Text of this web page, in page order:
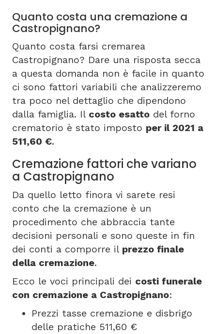
Quanto costa una cremazione a
Castropignano?
Quanto costa farsi cremarea
Castropignano? Dare una risposta secca
a questa domanda non è facile in quanto
ci sono fattori variabili che analizzeremo
tra poco nel dettaglio che dipendono
dalla famiglia. Il costo esatto del forno
crematorio è stato imposto per il 2021 a
511,60 €.
Cremazione fattori che variano
a Castropignano
Da quello letto finora vi sarete resi
conto che la cremazione è un
procedimento che abbraccia tante
decisioni personali e sono queste in fin
dei conti a comporre il prezzo finale
della cremazione.
Ecco le voci principali dei costi funerale
con cremazione a Castropignano:
Prezzi tasse cremazione e disbrigo
delle pratiche 511,60 €